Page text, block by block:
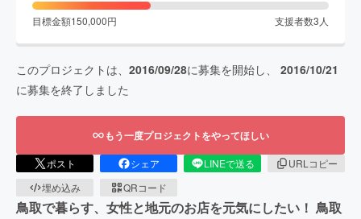
目標金額150,000円 支援者数3 人
このプロジェクトは、 2016/09/28に募集を開始し、 2016/10/21
に募集を終了しました
もう一度プロジェクトをやってほしい
ポスト シェア LINEで送る
URLコピー
埋め込み
QRコード
鳥取で暮らす、女性と地元のお店を元気にしたい！ 鳥取